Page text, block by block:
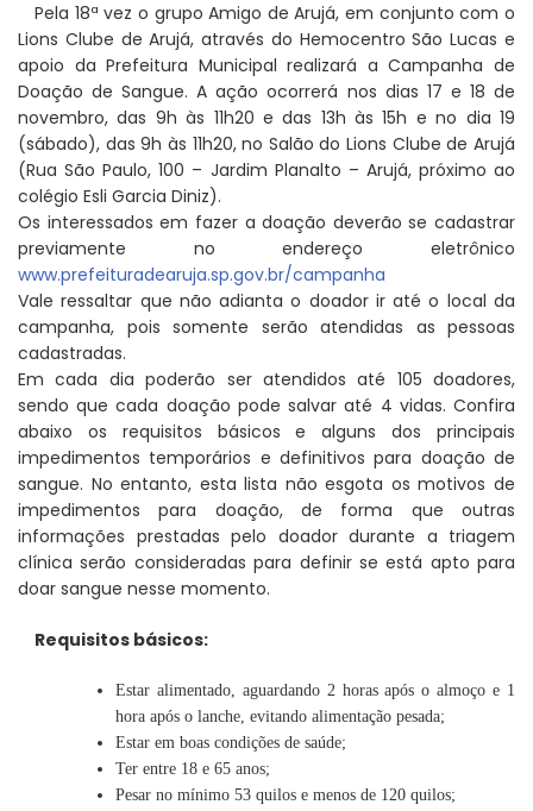
Pela 18ª vez o grupo Amigo de Arujá, em conjunto com o
Lions Clube de Arujá, através do Hemocentro São Lucas e
apoio da Prefeitura Municipal realizará a Campanha de
Doação de Sangue. A ação ocorrerá nos dias 17 e 18 de
novembro, das 9h às 11h20 e das 13h às 15h e no dia 19
(sábado), das 9h às 11h20, no Salão do Lions Clube de Arujá
(Rua São Paulo, 100 – Jardim Planalto – Arujá, próximo ao
colégio Esli Garcia Diniz).
Os interessados em fazer a doação deverão se cadastrar
previamente no endereço eletrônico
www.prefeituradearuja.sp.gov.br/campanha
Vale ressaltar que não adianta o doador ir até o local da
campanha, pois somente serão atendidas as pessoas
cadastradas.
Em cada dia poderão ser atendidos até 105 doadores,
sendo que cada doação pode salvar até 4 vidas. Confira
abaixo os requisitos básicos e alguns dos principais
impedimentos temporários e definitivos para doação de
sangue. No entanto, esta lista não esgota os motivos de
impedimentos para doação, de forma que outras
informações prestadas pelo doador durante a triagem
clínica serão consideradas para definir se está apto para
doar sangue nesse momento.
Requisitos básicos:
Estar alimentado, aguardando 2 horas após o almoço e 1
hora após o lanche, evitando alimentação pesada;
Estar em boas condições de saúde;
Ter entre 18 e 65 anos;
Pesar no mínimo 53 quilos e menos de 120 quilos;